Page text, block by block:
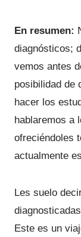
En resumen:
diagnósticos;
vemos antes
posibilidad de
hacer los
hablaremos a
ofreciéndoles
actualmente
Les suelo
Este es un